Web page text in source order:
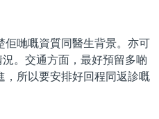
哋嘅資質同醫生背景。亦可
。交通方面，最好預留多啲
，所以要安排好回程同返診嘅